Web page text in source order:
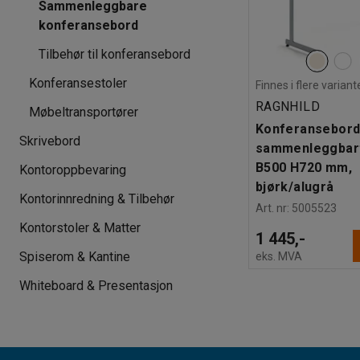
Finnes i flere
RAGNHILD
B500 H720 mm,
bjørk/alugrå
Art. nr: 5005523
1 445,-
eks. MVA
Sammenleggbare
konferansebord
Tilbehør til konferansebord
Konferansestoler
Møbeltransportører
Skrivebord
Kontoroppbevaring
Kontorinnredning & Tilbehør
Kontorstoler & Matter
Spiserom & Kantine
Whiteboard & Presentasjon